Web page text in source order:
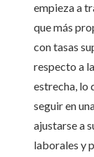
empieza a
que más
con tasas
respecto a
estrecha, lo
seguir en
ajustarse a
laborales y